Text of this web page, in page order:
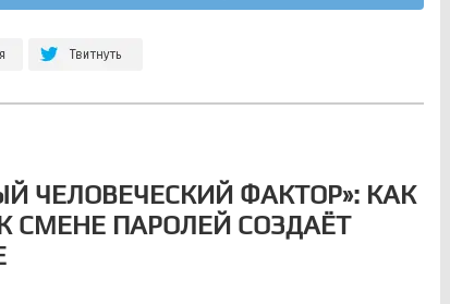
ЧЕЛОВЕЧЕСКИЙ ФАКТОР»: КАК
СМЕНЕ ПАРОЛЕЙ СОЗДАЁТ